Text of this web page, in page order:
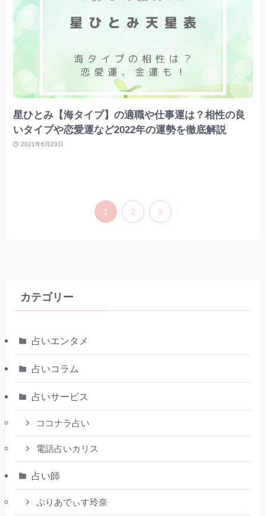
星ひとみ【海タイプ】の適職や仕事運は？相性の良
いタイプや恋愛運など2022年の運勢を徹底解説
2021年6月23日
1 2 3
カテゴリー
占いエンタメ
占いコラム
占いサービス
ココナラ占い
電話占いカリス
占い師
ぷりあでぃす玲奈